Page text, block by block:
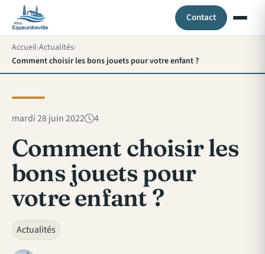
Contact
Accueil Actualités
Comment choisir les bons jouets pour votre enfant ?
mardi 28 juin 2022 4
Comment choisir les
bons jouets pour
votre enfant ?
Actualités